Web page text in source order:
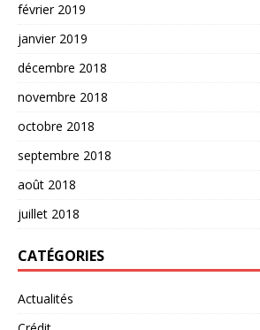
février 2019
janvier 2019
décembre 2018
novembre 2018
octobre 2018
septembre 2018
août 2018
juillet 2018
CATÉGORIES
Actualités